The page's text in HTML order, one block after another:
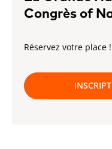
Congrès of
Réservez votre place !